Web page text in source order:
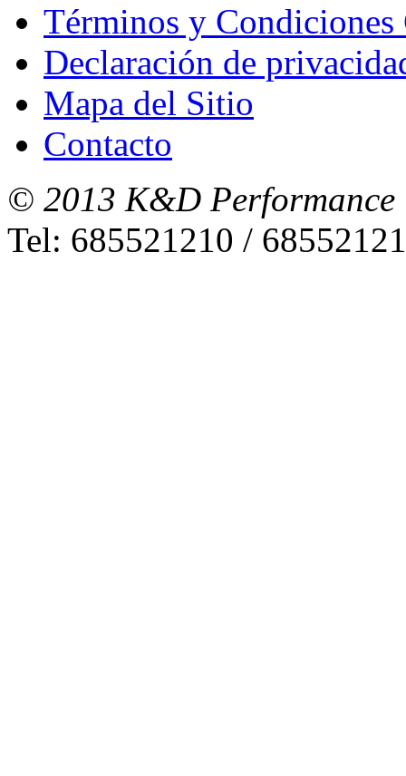
Términos y Condiciones
Declaración de
Mapa del Sitio
Contacto
© 2013 K&D Performance
Tel: 685521210 /